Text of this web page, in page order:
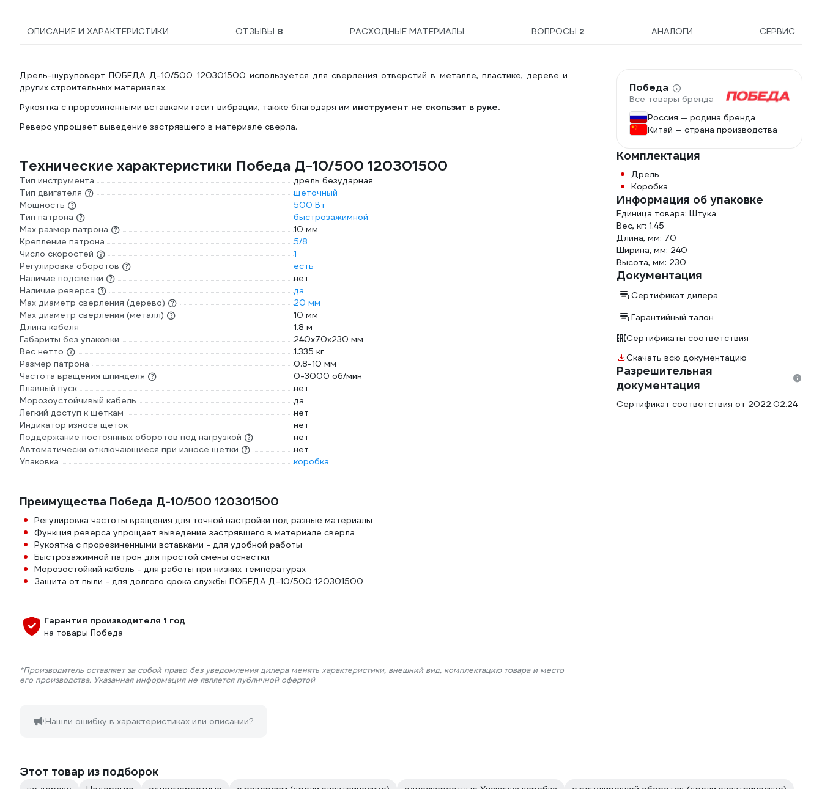
ОПИСАНИЕ И ХАРАКТЕРИСТИКИ ОТЗЫВЫ 8 РАСХОДНЫЕ МАТЕРИАЛЫ ВОПРОСЫ 2 АНАЛОГИ СЕРВИС
Дрель-шуруповерт ПОБЕДА Д-10/500 120301500 используется для сверления отверстий в металле, пластике, дереве и
других строительных материалах.
Рукоятка с прорезиненными вставками гасит вибрации, также благодаря им инструмент не скользит в руке.
Реверс упрощает выведение застрявшего в материале сверла.
Технические характеристики Победа Д-10/500 120301500
Тип инструмента
дрель безударная
Тип двигателя
щеточный
Мощность
500 Вт
Тип патрона
быстрозажимной
Max размер патрона
10 мм
Крепление патрона
5/8
Число скоростей
1
Регулировка оборотов
есть
Наличие подсветки
нет
Наличие реверса
да
Мах диаметр сверления (дерево)
20 мм
Max диаметр сверления (металл)
10 мм
Длина кабеля
1.8 м
Габариты без упаковки
240х70х230 мм
Вес нетто
1.335 кг
Размер патрона
0.8-10 мм
Частота вращения шпинделя
0-3000 об/мин
Плавный пуск
нет
Морозоустойчивый кабель
да
Легкий доступ к щеткам
нет
Индикатор износа щеток
нет
Поддержание постоянных оборотов под нагрузкой
нет
Автоматически отключающиеся при износе щетки
нет
Упаковка
коробка
Преимущества Победа Д-10/500 120301500
Регулировка частоты вращения для точной настройки под разные материалы
Функция реверса упрощает выведение застрявшего в материале сверла
Рукоятка с прорезиненными вставками - для удобной работы
Быстрозажимной патрон для простой смены оснастки
Морозостойкий кабель - для работы при низких температурах
Защита от пыли - для долгого срока службы ПОБЕДА Д-10/500 120301500
Гарантия производителя 1 год
на товары Победа
*Производитель оставляет за собой право без уведомления дилера менять характеристики, внешний вид, комплектацию товара и место
его производства. Указанная информация не является публичной офертой
Нашли ошибку в характеристиках или описании?
Победа
Все товары бренда
Россия — родина бренда
Китай — страна производства
Комплектация
Дрель
Коробка
Информация об упаковке
Единица товара: Штука
Вес, кг: 1.45
Длина, мм: 70
Ширина, мм: 240
Высота, мм: 230
Документация
Сертификат дилера
Гарантийный талон
Сертификаты соответствия
Скачать всю документацию
Разрешительная
документация
Сертификат соответствия от 2022.02.24
Этот товар из подборок